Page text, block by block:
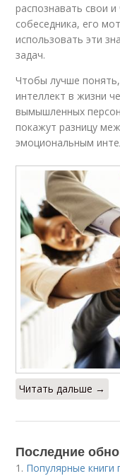
распознавать свои
собеседника, его
использовать эти
задач.
Чтобы лучше
интеллект в жизни
вымышленных
покажут разницу
эмоциональным
Читать дальше →
Последние
1. Популярные